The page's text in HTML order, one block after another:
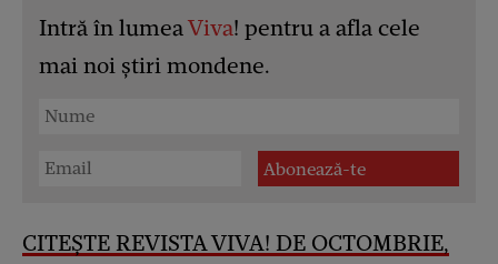
Intră în lumeaViva! pentru a afla cele
mai noi știri mondene.
CITEȘTE REVISTA VIVA! DE OCTOMBRIE,